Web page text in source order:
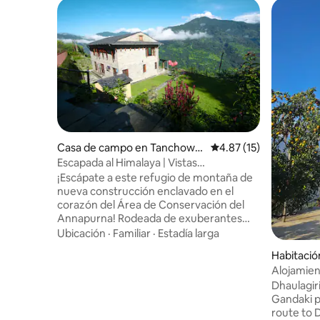
Casa de campo en Tanchowk
village
Calificación
4.87 (15)
Escapada al Himalaya | Vistas
panorámicas y chef privado
¡Escápate a este refugio de montaña de
nueva construcción enclavado en el
corazón del Área de Conservación del
Annapurna! Rodeada de exuberantes
vegetación e impresionantes paisajes,
Ubicación · Familiar · Estadía larga
Gandaki
route to